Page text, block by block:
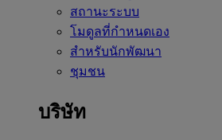
สถานะระบบ
โมดูลที่กำหนดเอง
สำหรับนักพัฒนา
ชุมชน
บริษัท